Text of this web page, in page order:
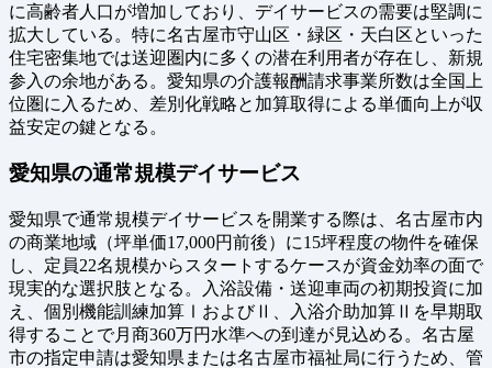
に高齢者人口が増加しており、デイサービスの需要は堅調に
拡大している。特に名古屋市守山区・緑区・天白区といった
住宅密集地では送迎圏内に多くの潜在利用者が存在し、新規
参入の余地がある。愛知県の介護報酬請求事業所数は全国上
位圏に入るため、差別化戦略と加算取得による単価向上が収
益安定の鍵となる。
愛知県の通常規模デイサービス
愛知県で通常規模デイサービスを開業する際は、名古屋市内
の商業地域（坪単価17,000円前後）に15坪程度の物件を確保
し、定員22名規模からスタートするケースが資金効率の面で
現実的な選択肢となる。入浴設備・送迎車両の初期投資に加
え、個別機能訓練加算ⅠおよびⅡ、入浴介助加算Ⅱを早期取
得することで月商360万円水準への到達が見込める。名古屋
市の指定申請は愛知県または名古屋市福祉局に行うため、管